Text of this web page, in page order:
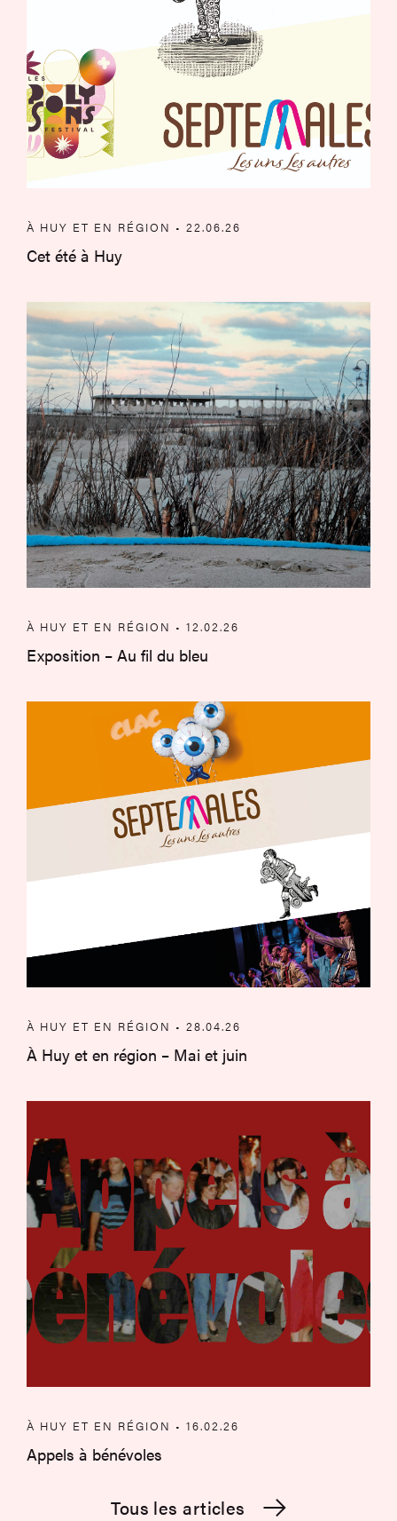
À HUY ET EN RÉGION • 22.06.26
Cet été à Huy
Exposition – Au fil du bleu
À HUY ET EN RÉGION • 12.02.26
Exposition – Au fil du bleu
À Huy et en région – Mai et juin
À HUY ET EN RÉGION • 28.04.26
À Huy et en région – Mai et juin
À HUY ET EN RÉGION • 16.02.26
Appels à bénévoles
Tous les articles